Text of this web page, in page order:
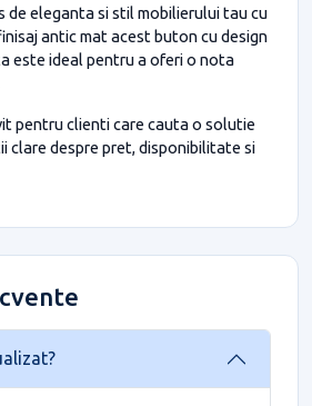
de eleganta si stil mobilierului tau cu
antic mat acest buton cu design
este ideal pentru a oferi o nota
pentru clienti care cauta o solutie
clare despre pret, disponibilitate si